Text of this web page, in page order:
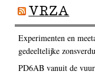
VRZA
Experimenten en
gedeeltelijke
PD6AB vanuit de